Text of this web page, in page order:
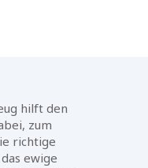
hilft den
zum
richtige
ewige